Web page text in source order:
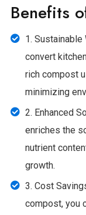
Benefits
1. Sustainable
convert
rich compost
minimizing
2. Enhanced
enriches the
nutrient
growth.
3. Cost
compost, you